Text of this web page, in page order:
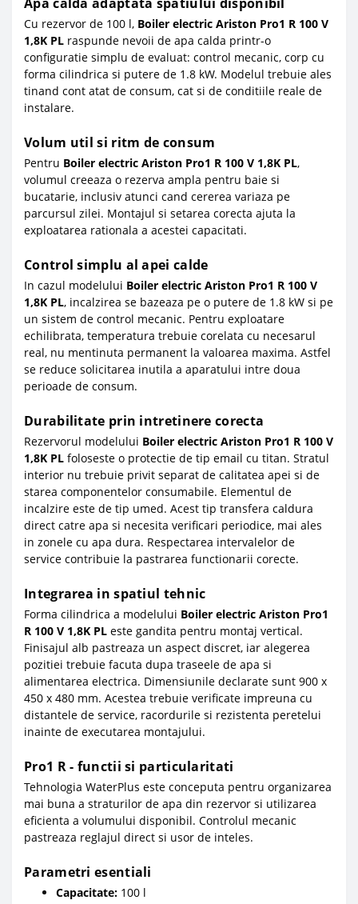
Cu rezervor de 100 l, Boiler electric Ariston Pro1 R 100 V
1,8K PL raspunde nevoii de apa calda printr-o
configuratie simplu de evaluat: control mecanic, corp cu
forma cilindrica si putere de 1.8 kW. Modelul trebuie ales
tinand cont atat de consum, cat si de conditiile reale de
instalare.
Volum util si ritm de consum
Pentru Boiler electric Ariston Pro1 R 100 V 1,8K PL,
volumul creeaza o rezerva ampla pentru baie si
bucatarie, inclusiv atunci cand cererea variaza pe
parcursul zilei. Montajul si setarea corecta ajuta la
exploatarea rationala a acestei capacitati.
Control simplu al apei calde
In cazul modelului Boiler electric Ariston Pro1 R 100 V
1,8K PL, incalzirea se bazeaza pe o putere de 1.8 kW si pe
un sistem de control mecanic. Pentru exploatare
echilibrata, temperatura trebuie corelata cu necesarul
real, nu mentinuta permanent la valoarea maxima. Astfel
se reduce solicitarea inutila a aparatului intre doua
perioade de consum.
Durabilitate prin intretinere corecta
Rezervorul modelului Boiler electric Ariston Pro1 R 100 V
1,8K PL foloseste o protectie de tip email cu titan. Stratul
interior nu trebuie privit separat de calitatea apei si de
starea componentelor consumabile. Elementul de
incalzire este de tip umed. Acest tip transfera caldura
direct catre apa si necesita verificari periodice, mai ales
in zonele cu apa dura. Respectarea intervalelor de
service contribuie la pastrarea functionarii corecte.
Integrarea in spatiul tehnic
Forma cilindrica a modelului Boiler electric Ariston Pro1
R 100 V 1,8K PL este gandita pentru montaj vertical.
Finisajul alb pastreaza un aspect discret, iar alegerea
pozitiei trebuie facuta dupa traseele de apa si
alimentarea electrica. Dimensiunile declarate sunt 900 x
450 x 480 mm. Acestea trebuie verificate impreuna cu
distantele de service, racordurile si rezistenta peretelui
inainte de executarea montajului.
Pro1 R - functii si particularitati
Tehnologia WaterPlus este conceputa pentru organizarea
mai buna a straturilor de apa din rezervor si utilizarea
eficienta a volumului disponibil. Controlul mecanic
pastreaza reglajul direct si usor de inteles.
Parametri esentiali
Capacitate: 100 l